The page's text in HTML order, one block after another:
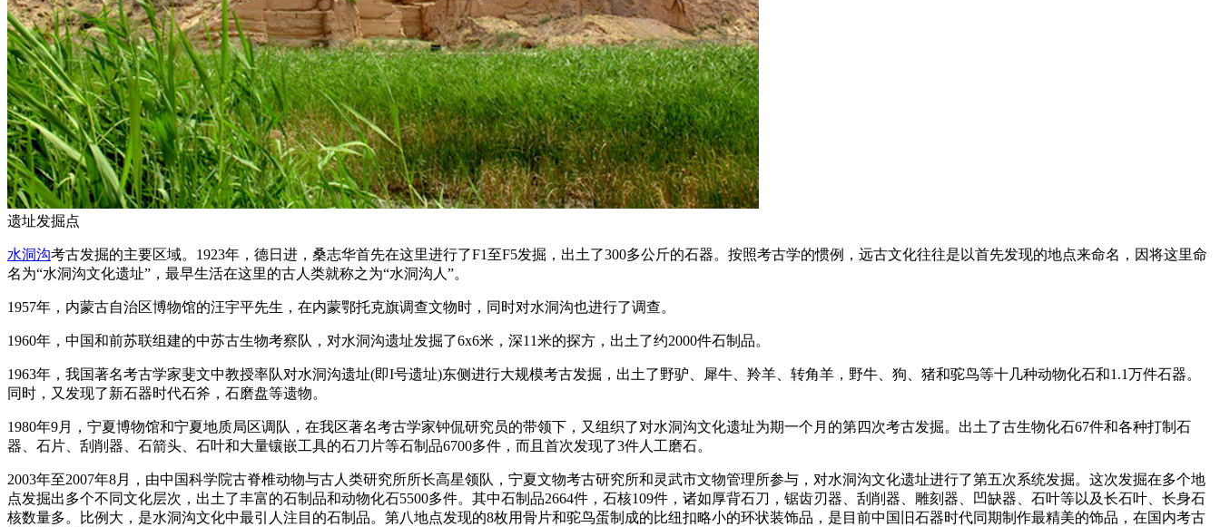
遗址发掘点
水洞沟考古发掘的主要区域。1923年，德日进，桑志华首先在这里进行了F1至F5发掘，出土了300多公斤的石器。按照考古学的惯例，远古文化往往是以首先发现的地点来命名，因将这里命
名为“水洞沟文化遗址”，最早生活在这里的古人类就称之为“水洞沟人”。
1957年，内蒙古自治区博物馆的汪宇平先生，在内蒙鄂托克旗调查文物时，同时对水洞沟也进行了调查。
1960年，中国和前苏联组建的中苏古生物考察队，对水洞沟遗址发掘了6x6米，深11米的探方，出土了约2000件石制品。
1963年，我国著名考古学家斐文中教授率队对水洞沟遗址(即I号遗址)东侧进行大规模考古发掘，出土了野驴、犀牛、羚羊、转角羊，野牛、狗、猪和驼鸟等十几种动物化石和1.1万件石器。
同时，又发现了新石器时代石斧，石磨盘等遗物。
1980年9月，宁夏博物馆和宁夏地质局区调队，在我区著名考古学家钟侃研究员的带领下，又组织了对水洞沟文化遗址为期一个月的第四次考古发掘。出土了古生物化石67件和各种打制石
器、石片、刮削器、石箭头、石叶和大量镶嵌工具的石刀片等石制品6700多件，而且首次发现了3件人工磨石。
2003年至2007年8月，由中国科学院古脊椎动物与古人类研究所所长高星领队，宁夏文物考古研究所和灵武市文物管理所参与，对水洞沟文化遗址进行了第五次系统发掘。这次发掘在多个地
点发掘出多个不同文化层次，出土了丰富的石制品和动物化石5500多件。其中石制品2664件，石核109件，诸如厚背石刀，锯齿刃器、刮削器、雕刻器、凹缺器、石叶等以及长石叶、长身石
核数量多。比例大，是水洞沟文化中最引人注目的石制品。第八地点发现的8枚用骨片和驼鸟蛋制成的比纽扣略小的环状装饰品，是目前中国旧石器时代同期制作最精美的饰品，在国内考古